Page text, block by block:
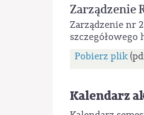
Zarządzenie
Zarządzenie nr
Pobierz plik
Kalendarz